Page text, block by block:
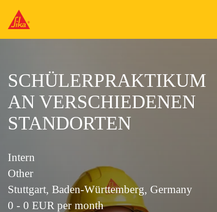
SCHÜLERPRAKTIKUM
AN VERSCHIEDENEN
STANDORTEN
Intern
Other
Stuttgart, Baden-Württemberg, Germany
0 - 0 EUR per month